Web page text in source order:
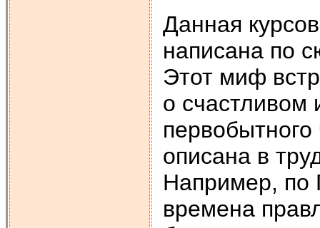
Данная
написана по
Этот миф
о счастливом
описана в
Например, по
времена